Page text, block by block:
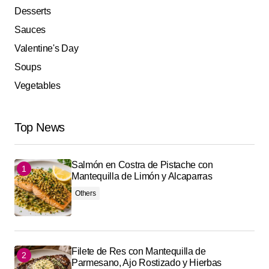
Desserts
Sauces
Valentine's Day
Soups
Vegetables
Top News
Salmón en Costra de Pistache con
Mantequilla de Limón y Alcaparras
Others
Filete de Res con Mantequilla de
Parmesano, Ajo Rostizado y Hierbas